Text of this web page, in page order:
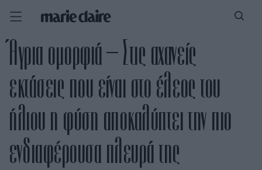
Άγρια ομορφιά – Στις αχανείς
εκτάσεις που είναι στο έλεος του
ήλιου η φύση αποκαλύπτει την πιο
ενδιαφέρουσα πλευρά της